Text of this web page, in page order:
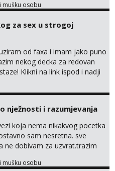
nadji me tamo, cekam te!
mušku osobu
za sex u strogoj
od faxa i imam jako puno
nekog decka za redovan
Klikni na link ispod i nadji
nježnosti i razumjevanja
koja nema nikakvog pocetka
sam nesretna. sve
ne dobivam za uzvrat.trazim
malo njeznosti i
mušku osobu